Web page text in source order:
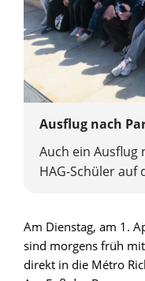
Ausflug nach
Auch ein Ausflug
HAG-Schüler auf
Am Dienstag, am 1.
sind morgens früh
direkt in die Métro